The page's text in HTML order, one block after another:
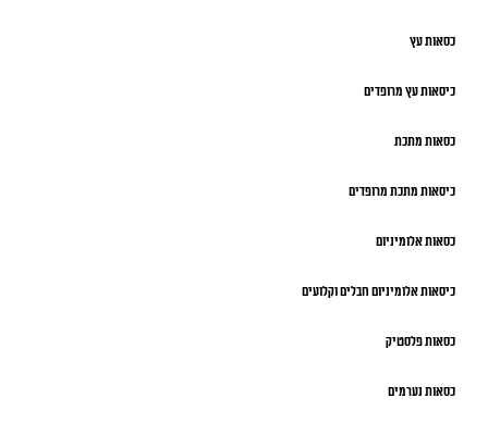
כסאות עץ
כיסאות עץ מרופדים
כסאות מתכת
כיסאות מתכת מרופדים
כסאות אלומיניום
כיסאות אלומיניום חבלים וקלועים
כסאות פלסטיק
כסאות נערמים